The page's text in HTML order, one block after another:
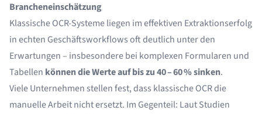
Brancheneinschätzung
Klassische OCR-Systeme liegen im effektiven Extraktionserfolg
in echten Geschäftsworkflows oft deutlich unter den
Erwartungen – insbesondere bei komplexen Formularen und
Tabellen können die Werte auf bis zu 40 – 60 % sinken.
Viele Unternehmen stellen fest, dass klassische OCR die
manuelle Arbeit nicht ersetzt. Im Gegenteil: Laut Studien